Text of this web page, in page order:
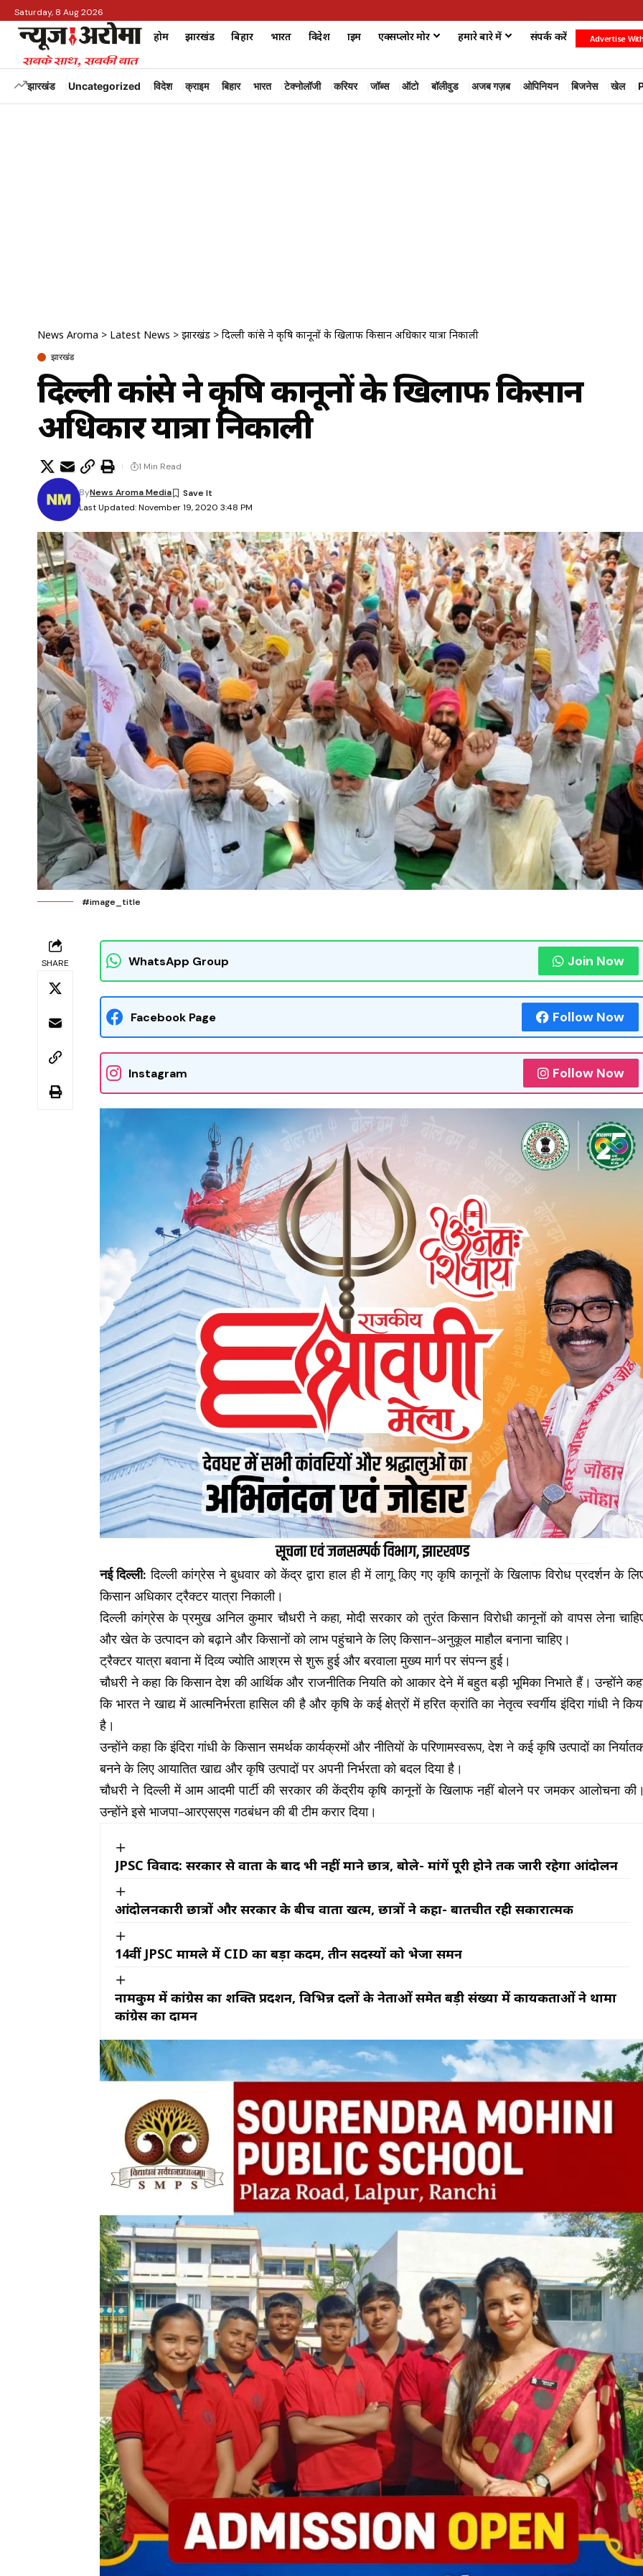
Saturday, 8 Aug 2026
होम झारखंड बिहार भारत विदेश क्राइम एक्सप्लोर मोर हमारे बारे में संपर्क करें Advertise
झारखंड Uncategorized विदेश क्राइम बिहार भारत टेक्नोलॉजी करियर जॉब्स ऑटो बॉलीवुड अजब गज़ब ओपिनियन बिजनेस खेल
News Aroma > Latest News > झारखंड > दिल्ली कांग्रेस ने कृषि कानूनों के खिलाफ किसान अधिकार यात्रा निकाली
झारखंड
दिल्ली कांग्रेस ने कृषि कानूनों के खिलाफ किसान
अधिकार यात्रा निकाली
Last Updated: November 19, 2020 3:48 PM
ByNews Aroma Media
1 Min Read
#image_title
SHARE WhatsApp Group Join Now
Facebook Page Follow Now
Instagram Follow Now
नई दिल्ली: दिल्ली कांग्रेस ने बुधवार को केंद्र द्वारा हाल ही में लागू किए गए कृषि कानूनों के खिलाफ विरोध प्रदर्शन के
किसान अधिकार ट्रैक्टर यात्रा निकाली।
दिल्ली कांग्रेस के प्रमुख अनिल कुमार चौधरी ने कहा, मोदी सरकार को तुरंत किसान विरोधी कानूनों को वापस लेना
और खेत के उत्पादन को बढ़ाने और किसानों को लाभ पहुंचाने के लिए किसान-अनुकूल माहौल बनाना चाहिए।
ट्रैक्टर यात्रा बवाना में दिव्य ज्योति आश्रम से शुरू हुई और बरवाला मुख्य मार्ग पर संपन्न हुई।
चौधरी ने कहा कि किसान देश की आर्थिक और राजनीतिक नियति को आकार देने में बहुत बड़ी भूमिका निभाते हैं। उन्होंने
कि भारत ने खाद्य में आत्मनिर्भरता हासिल की है और कृषि के कई क्षेत्रों में हरित क्रांति का नेतृत्व स्वर्गीय इंदिरा गांधी ने
है।
उन्होंने कहा कि इंदिरा गांधी के किसान समर्थक कार्यक्रमों और नीतियों के परिणामस्वरूप, देश ने कई कृषि उत्पादों का
बनने के लिए आयातित खाद्य और कृषि उत्पादों पर अपनी निर्भरता को बदल दिया है।
चौधरी ने दिल्ली में आम आदमी पार्टी की सरकार की केंद्रीय कृषि कानूनों के खिलाफ नहीं बोलने पर जमकर आलोचना
उन्होंने इसे भाजपा-आरएसएस गठबंधन की बी टीम करार दिया।
JPSC विवाद: सरकार से वार्ता के बाद भी नहीं माने छात्र, बोले- मांगें पूरी होने तक जारी रहेगा आंदोलन
आंदोलनकारी छात्रों और सरकार के बीच वार्ता खत्म, छात्रों ने कहा- बातचीत रही सकारात्मक
14वीं JPSC मामले में CID का बड़ा कदम, तीन सदस्यों को भेजा समन
नामकुम में कांग्रेस का शक्ति प्रदर्शन, विभिन्न दलों के नेताओं समेत बड़ी संख्या में कार्यकर्ताओं ने थामा
कांग्रेस का दामन